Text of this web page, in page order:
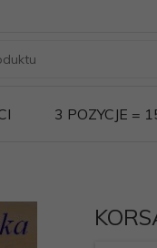
3 POZYCJE =